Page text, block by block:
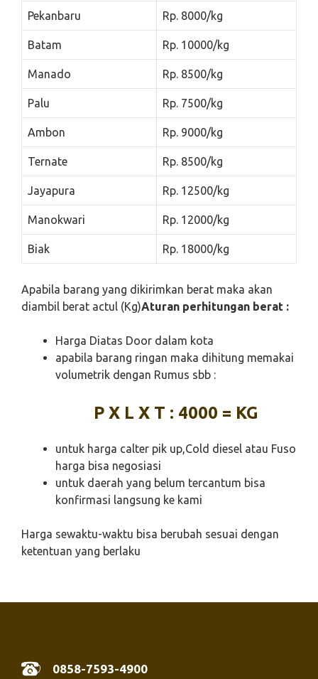
Pekanbaru Rp. 8000/kg
Batam Rp. 10000/kg
Manado Rp. 8500/kg
Palu Rp. 7500/kg
Ambon Rp. 9000/kg
Ternate Rp. 8500/kg
Jayapura Rp. 12500/kg
Manokwari Rp. 12000/kg
Biak Rp. 18000/kg
Apabila barang yang dikirimkan berat maka akan
diambil berat actul (Kg)Aturan perhitungan berat :
Harga Diatas Door dalam kota
apabila barang ringan maka dihitung memakai
volumetrik dengan Rumus sbb :
P X L X T : 4000 = KG
untuk harga calter pik up,Cold diesel atau Fuso
harga bisa negosiasi
untuk daerah yang belum tercantum bisa
konfirmasi langsung ke kami
Harga sewaktu-waktu bisa berubah sesuai dengan
ketentuan yang berlaku
0858-7593-4900